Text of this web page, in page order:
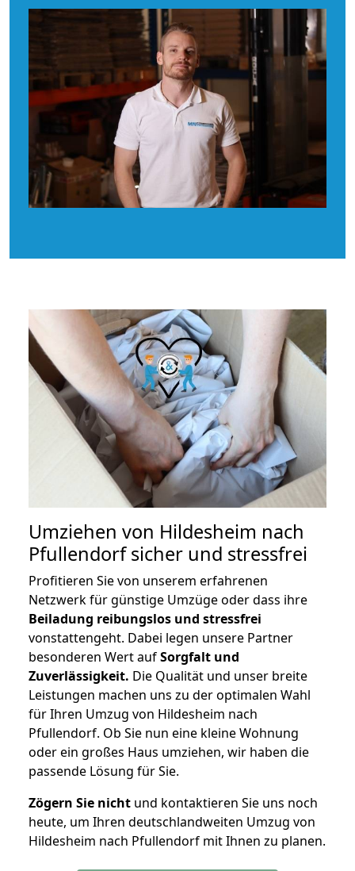
Umziehen von Hildesheim nach
Pfullendorfsicher und stressfrei
Profitieren Sie von unserem erfahrenen
Netzwerk für günstige Umzüge oder dass ihre
Beiladung reibungslos und stressfrei
vonstattengeht. Dabei legen unsere Partner
besonderen Wert aufSorgfalt und
Zuverlässigkeit. Die Qualität und unser breite
Leistungen machen uns zu der optimalen Wahl
für Ihren Umzug von Hildesheim nach
Pfullendorf. Ob Sie nun eine kleine Wohnung
oder ein großes Haus umziehen, wir haben die
passende Lösung für Sie.
Zögern Sie nicht und kontaktieren Sie uns noch
heute, um Ihren deutschlandweiten Umzug von
Hildesheim nach Pfullendorf mit Ihnen zu planen.